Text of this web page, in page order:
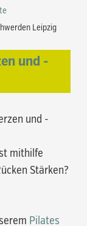
Leipzig
und -
und -
mithilfe
Stärken?
Pilates